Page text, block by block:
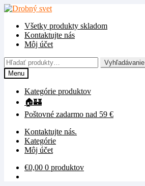
Preskočiť
navigáciu
Preskočiť
obsah
Všetky produkty skladom
Kontaktujte nás
Môj účet
Hľadať:
Vyhľadávanie
Menu
Kategórie produktov
🏠🏰
Poštovné zadarmo nad 59 €
Kontaktujte nás.
Kategórie
Môj účet
€0,00 0 produktov